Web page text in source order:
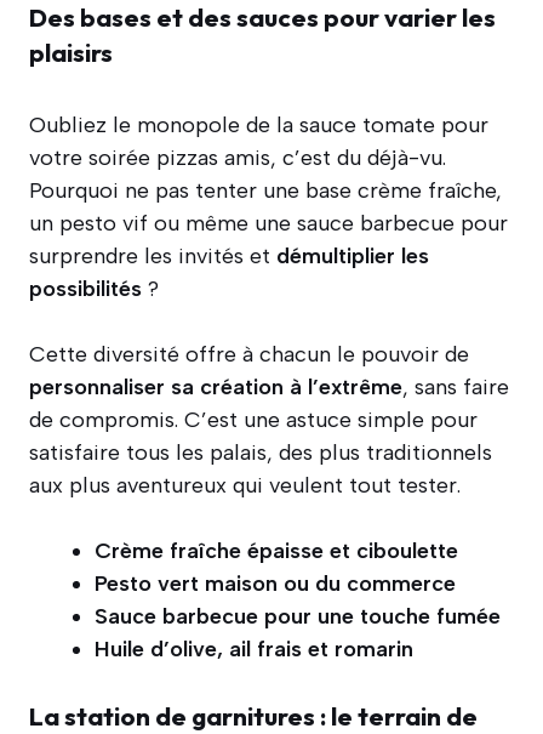
Des bases et des sauces pour varier les
plaisirs
Oubliez le monopole de la sauce tomate pour
votre soirée pizzas amis, c’est du déjà-vu.
Pourquoi ne pas tenter une base crème fraîche,
un pesto vif ou même une sauce barbecue pour
surprendre les invités et démultiplier les
possibilités ?
Cette diversité offre à chacun le pouvoir de
personnaliser sa création à l’extrême, sans faire
de compromis. C’est une astuce simple pour
satisfaire tous les palais, des plus traditionnels
aux plus aventureux qui veulent tout tester.
Crème fraîche épaisse et ciboulette
Pesto vert maison ou du commerce
Sauce barbecue pour une touche fumée
Huile d’olive, ail frais et romarin
La station de garnitures : le terrain de